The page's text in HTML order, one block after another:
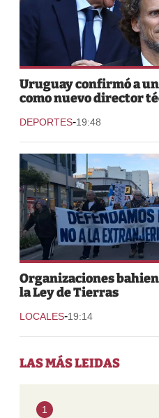
Uruguay confirmó a
como nuevo director
DEPORTES-19:48
Organizaciones
la Ley de Tierras
LOCALES-19:14
LAS MÁS LEIDAS
1